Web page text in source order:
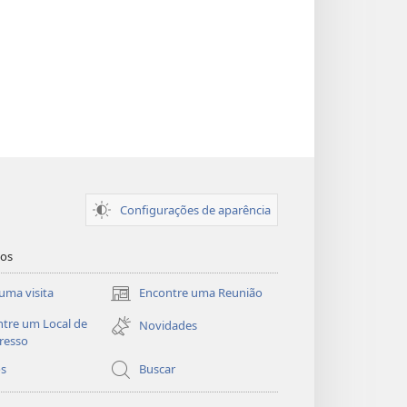
Configurações de aparência
visita Encontre uma Reunião
(abre
nova
janela)
um Local de
Novidades
Buscar